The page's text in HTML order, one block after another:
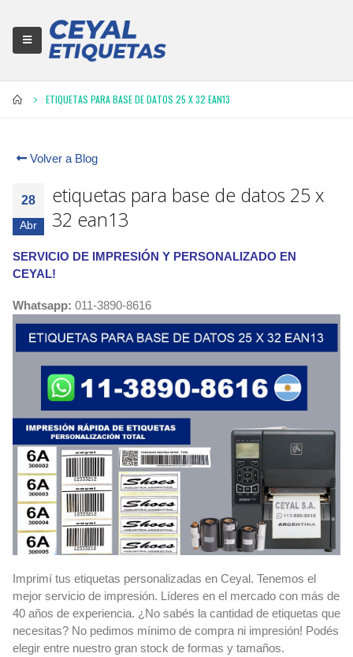
ETIQUETAS PARA BASE DE DATOS 25 X 32 EAN13
Volver a Blog
28
Abr
etiquetas para base de datos 25 x
32 ean13
SERVICIO DE IMPRESIÓN Y PERSONALIZADO EN
CEYAL!
Whatsapp: 011-3890-8616
Imprimí tus etiquetas personalizadas en Ceyal. Tenemos el
mejor servicio de impresión. Líderes en el mercado con más de
40 años de experiencia. ¿No sabés la cantidad de etiquetas que
necesitas? No pedimos mínimo de compra ni impresión! Podés
elegir entre nuestro gran stock de formas y tamaños.